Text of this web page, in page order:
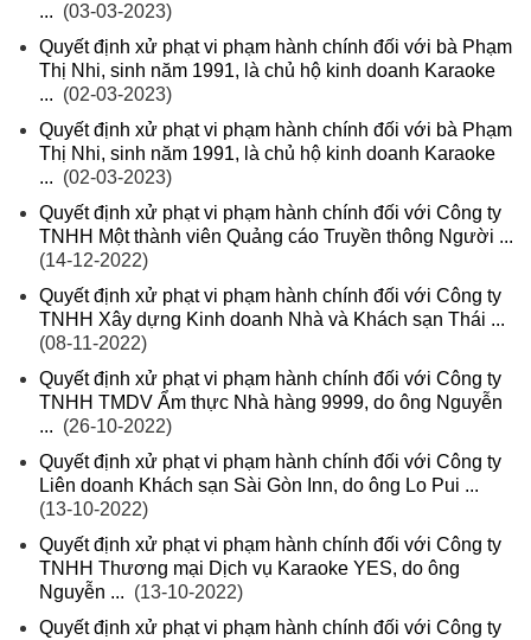
... (03-03-2023)
Quyết định xử phạt vi phạm hành chính đối với bà Phạm
Thị Nhi, sinh năm 1991, là chủ hộ kinh doanh Karaoke
... (02-03-2023)
Quyết định xử phạt vi phạm hành chính đối với bà Phạm
Thị Nhi, sinh năm 1991, là chủ hộ kinh doanh Karaoke
... (02-03-2023)
Quyết định xử phạt vi phạm hành chính đối với Công ty
TNHH Một thành viên Quảng cáo Truyền thông Người ...
(14-12-2022)
Quyết định xử phạt vi phạm hành chính đối với Công ty
TNHH Xây dựng Kinh doanh Nhà và Khách sạn Thái ...
(08-11-2022)
Quyết định xử phạt vi phạm hành chính đối với Công ty
TNHH TMDV Ẩm thực Nhà hàng 9999, do ông Nguyễn
... (26-10-2022)
Quyết định xử phạt vi phạm hành chính đối với Công ty
Liên doanh Khách sạn Sài Gòn Inn, do ông Lo Pui ...
(13-10-2022)
Quyết định xử phạt vi phạm hành chính đối với Công ty
TNHH Thương mại Dịch vụ Karaoke YES, do ông
Nguyễn ... (13-10-2022)
Quyết định xử phạt vi phạm hành chính đối với Công ty